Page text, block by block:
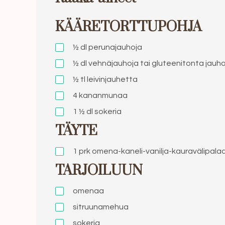
KÄÄRETORTTUPOHJA
½ dl perunajauhoja
½ dl vehnäjauhoja tai gluteenitonta
½ tl leivinjauhetta
4 kananmunaa
1 ½ dl sokeria
TÄYTE
1 prk omena-kaneli-vanilja-
TARJOILUUN
omenaa
sitruunamehua
sokeria